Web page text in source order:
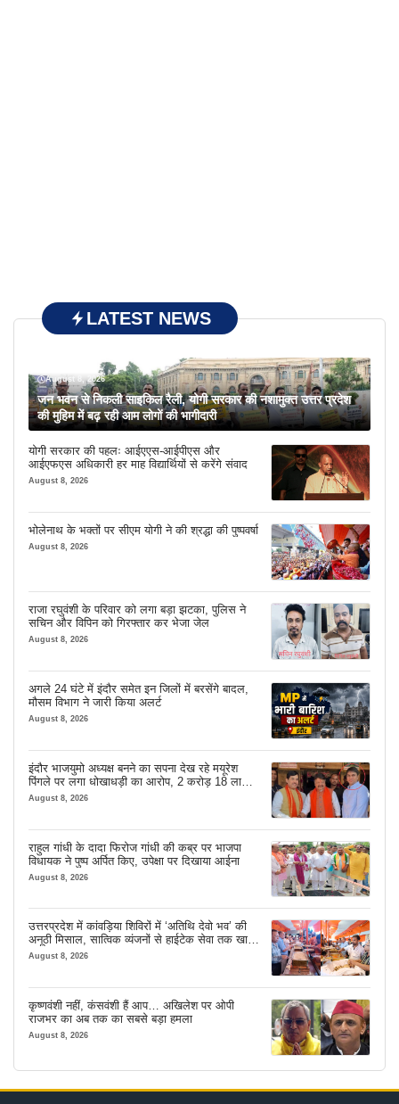
LATEST NEWS
August 8, 2026
जन भवन से निकली साइकिल रैली, योगी सरकार की नशामुक्त उत्तर प्रदेश
की मुहिम में बढ़ रही आम लोगों की भागीदारी
योगी सरकार की पहलः आईएएस-आईपीएस और
आईएफएस अधिकारी हर माह विद्यार्थियों से करेंगे संवाद
August 8, 2026
भोलेनाथ के भक्तों पर सीएम योगी ने की श्रद्धा की पुष्पवर्षा
August 8, 2026
राजा रघुवंशी के परिवार को लगा बड़ा झटका, पुलिस ने
सचिन और विपिन को गिरफ्तार कर भेजा जेल
August 8, 2026
अगले 24 घंटे में इंदौर समेत इन जिलों में बरसेंगे बादल,
मौसम विभाग ने जारी किया अलर्ट
August 8, 2026
इंदौर भाजयुमो अध्यक्ष बनने का सपना देख रहे मयूरेश
पिंगले पर लगा धोखाधड़ी का आरोप, 2 करोड़ 18 लाख
लेने के बाद भी नहीं दिया जमीन का कब्जा
August 8, 2026
राहुल गांधी के दादा फिरोज गांधी की कब्र पर भाजपा
विधायक ने पुष्प अर्पित किए, उपेक्षा पर दिखाया आईना
August 8, 2026
उत्तरप्रदेश में कांवड़िया शिविरों में ‘अतिथि देवो भव’ की
अनूठी मिसाल, सात्विक व्यंजनों से हाईटेक सेवा तक खास
इंतजाम
August 8, 2026
कृष्णवंशी नहीं, कंसवंशी हैं आप… अखिलेश पर ओपी
राजभर का अब तक का सबसे बड़ा हमला
August 8, 2026